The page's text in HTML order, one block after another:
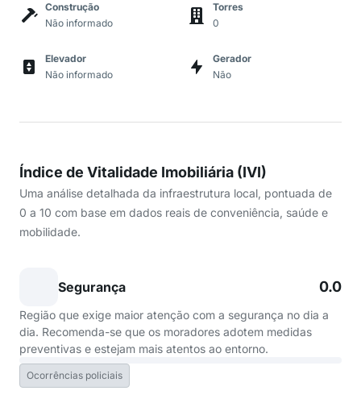
Construção
Não informado
Torres
0
Elevador
Não informado
Gerador
Não
Índice de Vitalidade Imobiliária (IVI)
Uma análise detalhada da infraestrutura local, pontuada de
0 a 10 com base em dados reais de conveniência, saúde e
mobilidade.
Segurança 0.0
Região que exige maior atenção com a segurança no dia a
dia. Recomenda-se que os moradores adotem medidas
preventivas e estejam mais atentos ao entorno.
Ocorrências policiais